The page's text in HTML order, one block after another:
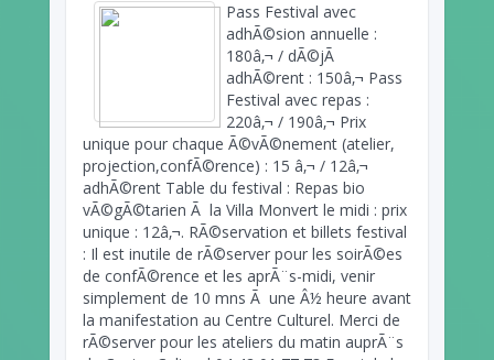
Pass Festival avec
adhÃ©sion annuelle :
180â‚¬ / dÃ©jÃ
adhÃ©rent : 150â‚¬ Pass
Festival avec repas :
220â‚¬ / 190â‚¬ Prix
unique pour chaque Ã©vÃ©nement (atelier,
projection,confÃ©rence) : 15 â‚¬ / 12â‚¬
adhÃ©rent Table du festival : Repas bio
vÃ©gÃ©tarien Ã la Villa Monvert le midi : prix
unique : 12â‚¬. RÃ©servation et billets festival
: Il est inutile de rÃ©server pour les soirÃ©es
de confÃ©rence et les aprÃ¨s-midi, venir
simplement de 10 mns Ã une Â½ heure avant
la manifestation au Centre Culturel. Merci de
rÃ©server pour les ateliers du matin auprÃ¨s